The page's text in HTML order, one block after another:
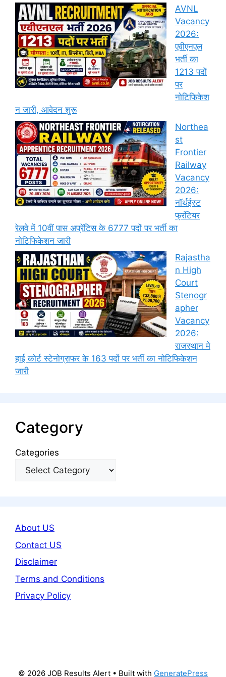
AVNL
Vacancy
2026:
एवीएनएल
भर्ती का
1213 पदों
पर
नोटिफिकेश
न जारी, आवेदन शुरू
Northea
st
Frontier
Railway
Vacancy
2026:
नॉर्थईस्ट
फ्रंटियर
रेलवे में 10वीं पास अप्रेंटिस के 6777 पदों पर भर्ती का
नोटिफिकेशन जारी
Rajastha
n High
Court
Stenogr
apher
Vacancy
2026:
राजस्थान मे
हाई कोर्ट स्टेनोग्राफर के 163 पदों पर भर्ती का नोटिफिकेशन
जारी
Category
Categories
About US
Contact US
Disclaimer
Terms and Conditions
Privacy Policy
© 2026 JOB Results Alert • Built with GeneratePress